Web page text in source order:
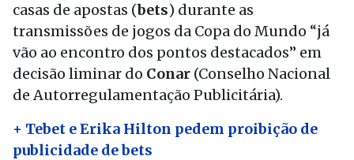
casas de apostas (bets) durante as
transmissões de jogos da Copa do Mundo “já
vão ao encontro dos pontos destacados” em
decisão liminar do Conar (Conselho Nacional
de Autorregulamentação Publicitária).
+ Tebet e Erika Hilton pedem proibição de
publicidade de bets